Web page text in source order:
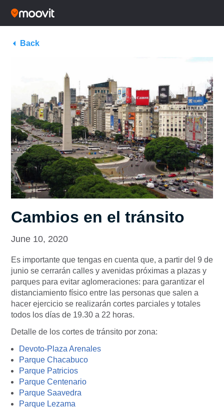
Back
Cambios en el tránsito
June 10, 2020
Es importante que tengas en cuenta que, a partir del 9 de
junio se cerrarán calles y avenidas próximas a plazas y
parques para evitar aglomeraciones: para garantizar el
distanciamiento físico entre las personas que salen a
hacer ejercicio se realizarán cortes parciales y totales
todos los días de 19.30 a 22 horas.
Detalle de los cortes de tránsito por zona:
Devoto-Plaza Arenales
Parque Chacabuco
Parque Patricios
Parque Centenario
Parque Saavedra
Parque Lezama